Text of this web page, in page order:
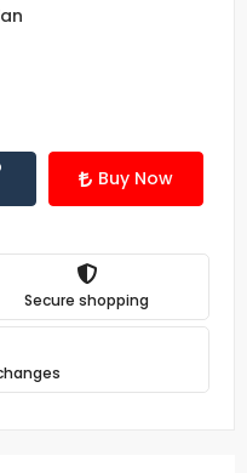
Buy Now
Secure shopping